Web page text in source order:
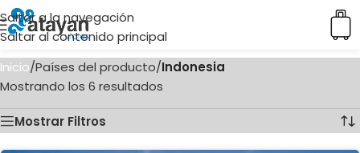
Saltar a la navegación
Saltar al contenido principal
Inicio/Países del producto/Indonesia
Mostrando los 6 resultados
Mostrar Filtros